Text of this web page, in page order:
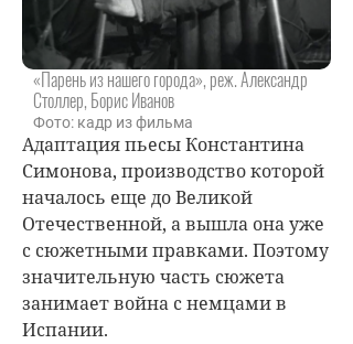
«Парень из нашего города», реж. Александр
Столлер, Борис Иванов
Фото: кадр из фильма
Адаптация пьесы Константина
Симонова, производство которой
началось еще до Великой
Отечественной, а вышла она уже
с сюжетными правками. Поэтому
значительную часть сюжета
занимает война с немцами в
Испании.